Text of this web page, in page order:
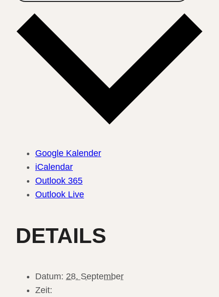
Google Kalender
iCalendar
Outlook 365
Outlook Live
DETAILS
Datum: 28. September
Zeit: